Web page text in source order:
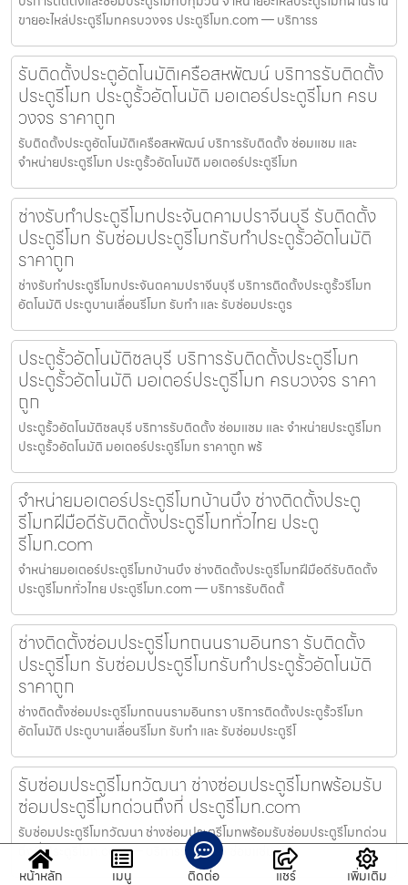
ขายอะไหล่ประตูรีโมทครบวงจร ประตูรีโมท.com — บริการร
รับติดตั้งประตูอัตโนมัติเครือสหพัฒน์ บริการรับติดตั้ง
ประตูรีโมท ประตูรั้วอัตโนมัติ มอเตอร์ประตูรีโมท ครบ
วงจร ราคาถูก
รับติดตั้งประตูอัตโนมัติเครือสหพัฒน์ บริการรับติดตั้ง ซ่อมแซม และ
จำหน่ายประตูรีโมท ประตูรั้วอัตโนมัติ มอเตอร์ประตูรีโมท
ช่างรับทำประตูรีโมทประจันตคามปราจีนบุรี รับติดตั้ง
ประตูรีโมท รับซ่อมประตูรีโมทรับทำประตูรั้วอัตโนมัติ
ราคาถูก
ช่างรับทำประตูรีโมทประจันตคามปราจีนบุรี บริการติดตั้งประตูรั้วรีโมท
อัตโนมัติ ประตูบานเลื่อนรีโมท รับทำ และ รับซ่อมประตูร
ประตูรั้วอัตโนมัติชลบุรี บริการรับติดตั้งประตูรีโมท
ประตูรั้วอัตโนมัติ มอเตอร์ประตูรีโมท ครบวงจร ราคา
ถูก
ประตูรั้วอัตโนมัติชลบุรี บริการรับติดตั้ง ซ่อมแซม และ จำหน่ายประตูรีโมท
ประตูรั้วอัตโนมัติ มอเตอร์ประตูรีโมท ราคาถูก พร้
จำหน่ายมอเตอร์ประตูรีโมทบ้านบึง ช่างติดตั้งประตู
รีโมทฝีมือดีรับติดตั้งประตูรีโมททั่วไทย ประตู
รีโมท.com
จำหน่ายมอเตอร์ประตูรีโมทบ้านบึง ช่างติดตั้งประตูรีโมทฝีมือดีรับติดตั้ง
ประตูรีโมททั่วไทย ประตูรีโมท.com — บริการรับติดตั้
ช่างติดตั้งซ่อมประตูรีโมทถนนรามอินทรา รับติดตั้ง
ประตูรีโมท รับซ่อมประตูรีโมทรับทำประตูรั้วอัตโนมัติ
ราคาถูก
ช่างติดตั้งซ่อมประตูรีโมทถนนรามอินทรา บริการติดตั้งประตูรั้วรีโมท
อัตโนมัติ ประตูบานเลื่อนรีโมท รับทำ และ รับซ่อมประตูรีโ
รับซ่อมประตูรีโมทวัฒนา ช่างซ่อมประตูรีโมทพร้อมรับ
ซ่อมประตูรีโมทด่วนถึงที่ ประตูรีโมท.com
รับซ่อมประตูรีโมทวัฒนา ช่างซ่อมประตูรีโมทพร้อมรับซ่อมประตูรีโมทด่วน
ถึงที่ ประตูรีโมท.com — บริการรับติดตั้ง ซ่อมแซ่ม ปรั
หน้าหลัก
เมนู ติดต่อ แชร์ เพิ่มเติม